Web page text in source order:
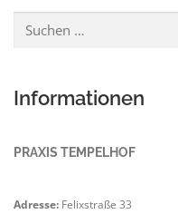
nach:
Informationen
PRAXIS TEMPELHOF
Adresse: Felixstraße 33